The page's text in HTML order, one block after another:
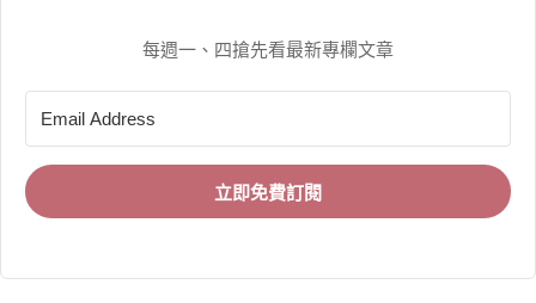
每週一、四搶先看最新專欄文章
立即免費訂閱